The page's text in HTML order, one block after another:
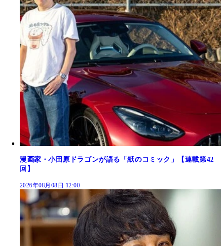
漫画家・小田原ドラゴンが語る「紙のコミック」【連載第42
回】
2026年08月08日 12:00